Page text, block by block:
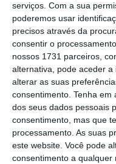
serviços. Com a sua
poderemos usar
precisos através da
consentir o
nossos 1731 parceiros,
alternativa, pode aceder
alterar as suas
consentimento. Tenha em
dos seus dados pessoais
consentimento, mas que
processamento. As suas
este website. Você pode
consentimento a
Governos,
manter o
Para o ex-
resposta deve
aumento na dívida
os elevados níveis
serão uma nova
pode ser apenas